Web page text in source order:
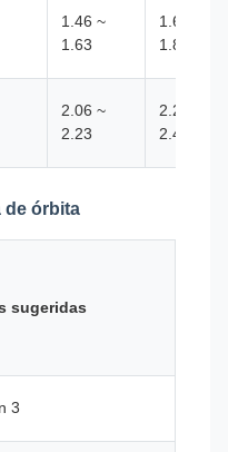
1.46 ~
1.63
1.60 ~
1.81
2.06 ~
2.23
2.20 ~
2.41
de órbita
sugeridas
3